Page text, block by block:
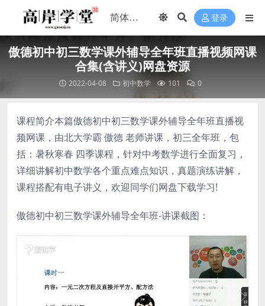
登录
傲德初中初三数学课外辅导全年班直播视频网课
合集(含讲义)网盘资源
2022-04-08 初中数学 101 0
课程简介本篇傲德初中初三数学课外辅导全年班直播视
频网课，由北大学霸 傲德 老师讲课，初三全年班，包
括：暑秋寒春 四季课程，针对中考数学进行全面复习，
详细讲解初中数学各个重点难点知识，真题演练讲解，
课程搭配有电子讲义，欢迎同学们网盘下载学习!
傲德初中初三数学课外辅导全年班-讲课截图：